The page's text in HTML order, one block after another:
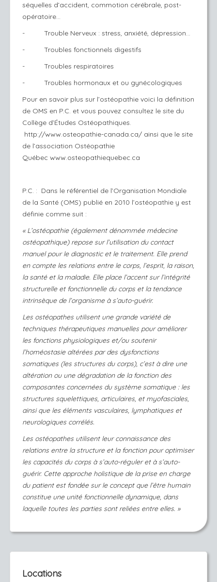
séquelles d’accident, commotion cérébrale, post-
opératoire…
- Trouble Nerveux : stress, anxiété, dépression…
- Troubles fonctionnels digestifs
- Troubles respiratoires
- Troubles hormonaux et ou gynécologiques
Pour en savoir plus sur l’ostéopathie voici la définition
de OMS en P.C. et vous pouvez consultez le site du
Collège d’Études Ostéopathiques.
http://www.osteopathie-canada.ca/ ainsi que le site
de l’association Ostéopathie
Québec www.osteopathiequebec.ca
P.C. : Dans le référentiel de l’Organisation Mondiale
de la Santé (OMS) publié en 2010 l’ostéopathie y est
définie comme suit :
« L’ostéopathie (également dénommée médecine
ostéopathique) repose sur l’utilisation du contact
manuel pour le diagnostic et le traitement. Elle prend
en compte les relations entre le corps, l’esprit, la raison,
la santé et la maladie. Elle place l’accent sur l’intégrité
structurelle et fonctionnelle du corps et la tendance
intrinsèque de l’organisme à s’auto-guérir.
Les ostéopathes utilisent une grande variété de
techniques thérapeutiques manuelles pour améliorer
les fonctions physiologiques et/ou soutenir
l’homéostasie altérées par des dysfonctions
somatiques (les structures du corps), c’est à dire une
altération ou une dégradation de la fonction des
composantes concernées du système somatique : les
structures squelettiques, articulaires, et myofasciales,
ainsi que les éléments vasculaires, lymphatiques et
neurologiques corrélés.
Les ostéopathes utilisent leur connaissance des
relations entre la structure et la fonction pour optimiser
les capacités du corps à s’auto-réguler et à s’auto-
guérir. Cette approche holistique de la prise en charge
du patient est fondée sur le concept que l’être humain
constitue une unité fonctionnelle dynamique, dans
laquelle toutes les parties sont reliées entre elles. »
Locations